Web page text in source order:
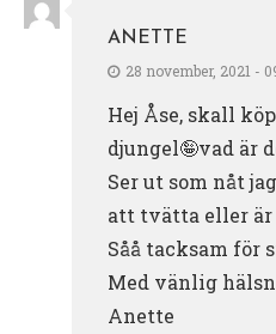
ANETTE
28 november, 2021 -
Hej Åse, skall
djungel🤪vad är
Ser ut som nåt
att tvätta eller är
Såå tacksam för
Med vänlig
Anette